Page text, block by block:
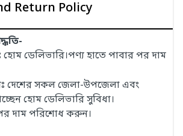
Return Policy
হোম ডেলিভারি।পণ্য হাতে পাবার পর দাম
দেশের সকল জেলা-উপজেলা এবং
হোম ডেলিভারি সুবিধা।
দাম পরিশোধ করুন।